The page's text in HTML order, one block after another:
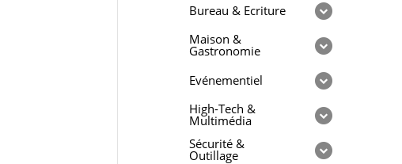
Bureau & Ecriture
Maison &
Gastronomie
Evénementiel
High-Tech &
Multimédia
Sécurité &
Outillage